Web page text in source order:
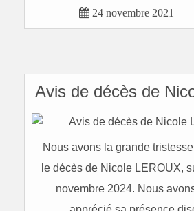
 24 novembre 2021
Nous avons la grande
le décès de Nicole LEROUX,
novembre 2024. Nous